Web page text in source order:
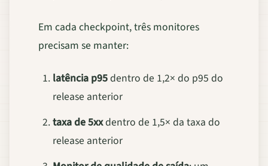
Em cada checkpoint, três monitores
precisam se manter:
latência p95dentro de 1,2× do p95 do
release anterior
taxa de 5xxdentro de 1,5× da taxa do
release anterior